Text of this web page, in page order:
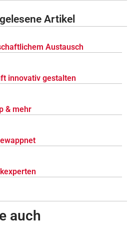
Artikel
Austausch
innovativ gestalten
& mehr
auch